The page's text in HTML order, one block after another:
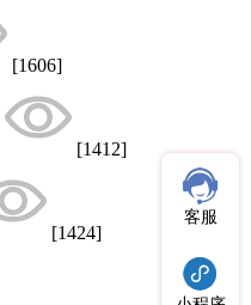
[1606]
[1412]
[1424]
客服